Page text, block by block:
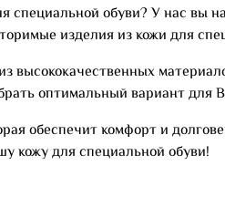
специальной обуви? У нас вы
изделия из кожи для
высококачественных
оптимальный вариант для
обеспечит комфорт и
кожу для специальной обуви!